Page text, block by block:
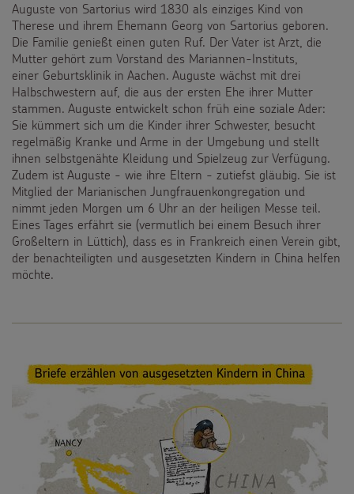
Auguste von Sartorius wird 1830 als einziges Kind von
Therese und ihrem Ehemann Georg von Sartorius geboren.
Die Familie genießt einen guten Ruf. Der Vater ist Arzt, die
Mutter gehört zum Vorstand des Mariannen-Instituts,
einer Geburtsklinik in Aachen. Auguste wächst mit drei
Halbschwestern auf, die aus der ersten Ehe ihrer Mutter
stammen. Auguste entwickelt schon früh eine soziale Ader:
Sie kümmert sich um die Kinder ihrer Schwester, besucht
regelmäßig Kranke und Arme in der Umgebung und stellt
ihnen selbstgenähte Kleidung und Spielzeug zur Verfügung.
Zudem ist Auguste - wie ihre Eltern - zutiefst gläubig. Sie ist
Mitglied der Marianischen Jungfrauenkongregation und
nimmt jeden Morgen um 6 Uhr an der heiligen Messe teil.
Eines Tages erfährt sie (vermutlich bei einem Besuch ihrer
Großeltern in Lüttich), dass es in Frankreich einen Verein gibt,
der benachteiligten und ausgesetzten Kindern in China helfen
möchte.